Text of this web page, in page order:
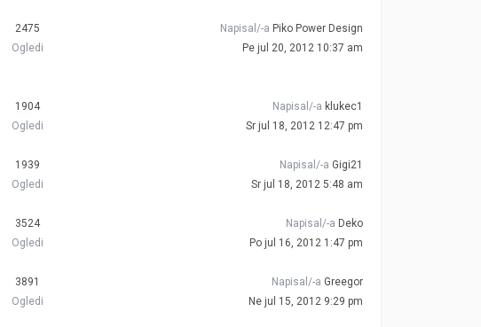
2475
Ogledi
Napisal/-a Piko Power Design
Pe jul 20, 2012 10:37 am
1904
Ogledi
Napisal/-a klukec1
Sr jul 18, 2012 12:47 pm
1939
Ogledi
Napisal/-a Gigi21
Sr jul 18, 2012 5:48 am
3524
Ogledi
Napisal/-a Deko
Po jul 16, 2012 1:47 pm
3891
Ogledi
Napisal/-a Greegor
Ne jul 15, 2012 9:29 pm